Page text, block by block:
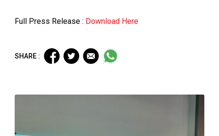
Full Press Release : Download Here
SHARE :